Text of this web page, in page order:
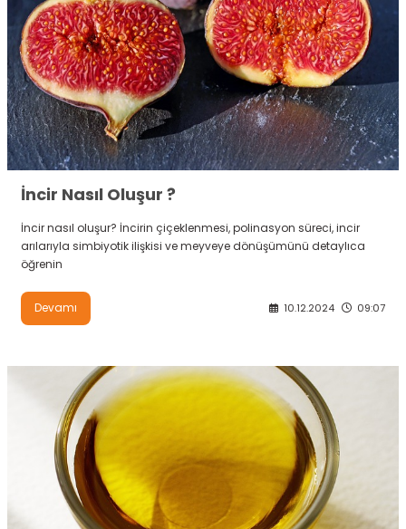
İncir Nasıl Oluşur ?
İncir nasıl oluşur? İncirin çiçeklenmesi, polinasyon süreci, incir
arılarıyla simbiyotik ilişkisi ve meyveye dönüşümünü detaylıca
öğrenin
Devamı 10.12.2024 09:07